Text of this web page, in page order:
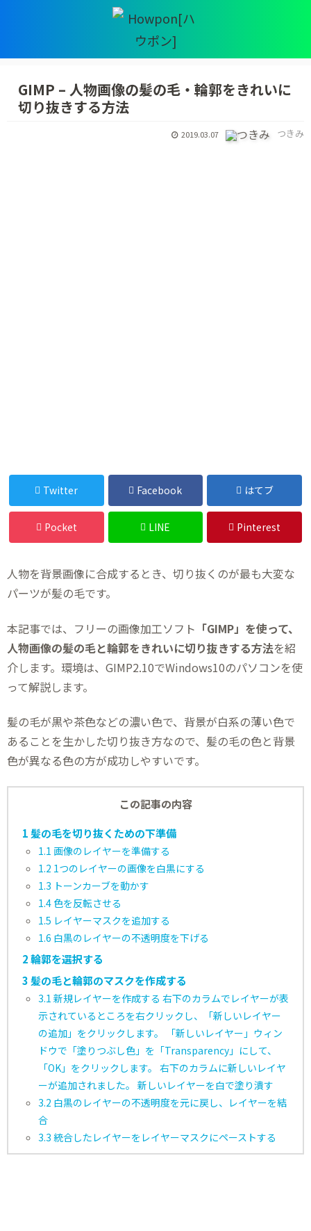
GIMP – 人物画像の髪の毛・輪郭をきれいに
切り抜きする方法
つきみ
2019.03.07
Twitter Facebook はてブ
Pocket LINE Pinterest
人物を背景画像に合成するとき、切り抜くのが最も大変な
パーツが髪の毛です。
本記事では、フリーの画像加工ソフト 「GIMP」を使って、
人物画像の髪の毛と輪郭をきれいに切り抜きする方法を紹
介します。環境は、GIMP2.10でWindows10のパソコンを使
って解説します。
髪の毛が黒や茶色などの濃い色で、背景が白系の薄い色で
あることを生かした切り抜き方なので、髪の毛の色と背景
色が異なる色の方が成功しやすいです。
この記事の内容
1髪の毛を切り抜くための下準備
1.1 画像のレイヤーを準備する
1.2 1つのレイヤーの画像を白黒にする
1.3 トーンカーブを動かす
1.4色を反転させる
1.5 レイヤーマスクを追加する
1.6 白黒のレイヤーの不透明度を下げる
2輪郭を選択する
3髪の毛と輪郭のマスクを作成する
3.1 新規レイヤーを作成する 右下のカラムでレイヤーが表
示されているところを右クリックし、「新しいレイヤー
の追加」をクリックします。 「新しいレイヤー」ウィン
ドウで「塗りつぶし色」を「Transparency」にして、
「OK」をクリックします。 右下のカラムに新しいレイヤ
ーが追加されました。 新しいレイヤーを白で塗り潰す
3.2 白黒のレイヤーの不透明度を元に戻し、レイヤーを結
合
3.3 統合したレイヤーをレイヤーマスクにペーストする